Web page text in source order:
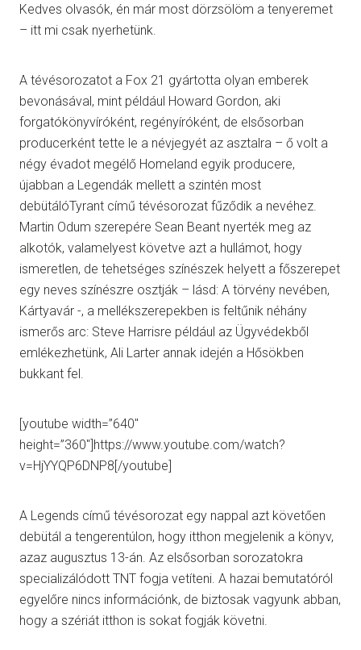
Kedves olvasók, én már most dörzsölöm a tenyeremet
– itt mi csak nyerhetünk.
A tévésorozatot a Fox 21 gyártotta olyan emberek
bevonásával, mint például Howard Gordon, aki
forgatókönyvíróként, regényíróként, de elsősorban
producerként tette le a névjegyét az asztalra – ő volt a
négy évadot megélő Homeland egyik producere,
újabban a Legendák mellett a szintén most
debütálóTyrant című tévésorozat fűződik a nevéhez.
Martin Odum szerepére Sean Beant nyerték meg az
alkotók, valamelyest követve azt a hullámot, hogy
ismeretlen, de tehetséges színészek helyett a főszerepet
egy neves színészre osztják – lásd: A törvény nevében,
Kártyavár -, a mellékszerepekben is feltűnik néhány
ismerős arc: Steve Harrisre például az Ügyvédekből
emlékezhetünk, Ali Larter annak idején a Hősökben
bukkant fel.
[youtube width=”640″
height=”360″]https://www.youtube.com/watch?
v=HjYYQP6DNP8[/youtube]
A Legends című tévésorozat egy nappal azt követően
debütál a tengerentúlon, hogy itthon megjelenik a könyv,
azaz augusztus 13-án. Az elsősorban sorozatokra
specializálódott TNT fogja vetíteni. A hazai bemutatóról
egyelőre nincs információnk, de biztosak vagyunk abban,
hogy a szériát itthon is sokat fogják követni.